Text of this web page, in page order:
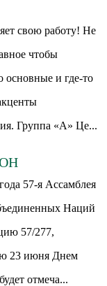
свою работу! Не
чтобы
основные и где-то
Группа «А» Це...
57-я Ассамблея
Наций
57/277,
23 июня Днем
отмеча...